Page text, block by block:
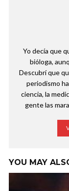
Yo decía que
bióloga,
Descubrí que
periodismo
ciencia, la
gente las
YOU MAY